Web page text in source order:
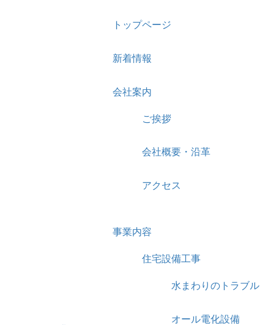
トップページ
新着情報
会社案内
ご挨拶
会社概要・沿革
アクセス
事業内容
住宅設備工事
水まわりのトラブル
オール電化設備